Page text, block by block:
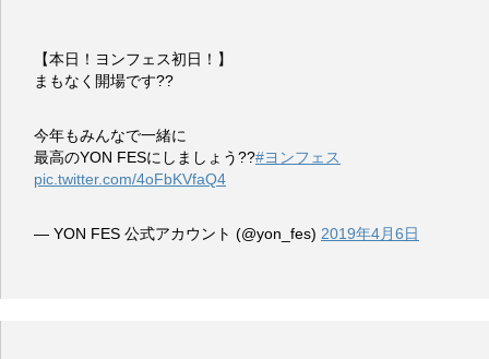
【本日！ヨンフェス初日！】
まもなく開場です??
今年もみんなで一緒に
最高のYON FESにしましょう??#ヨンフェス
pic.twitter.com/4oFbKVfaQ4
— YON FES 公式アカウント (@yon_fes) 2019年4月6日